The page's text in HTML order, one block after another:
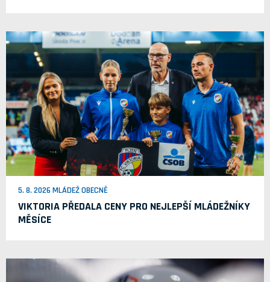
5. 8. 2026 MLÁDEŽ OBECNĚ
VIKTORIA PŘEDALA CENY PRO NEJLEPŠÍ MLÁDEŽNÍKY
MĚSÍCE